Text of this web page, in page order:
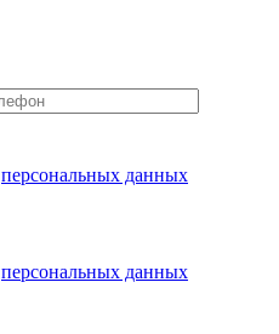
персональных данных
персональных данных